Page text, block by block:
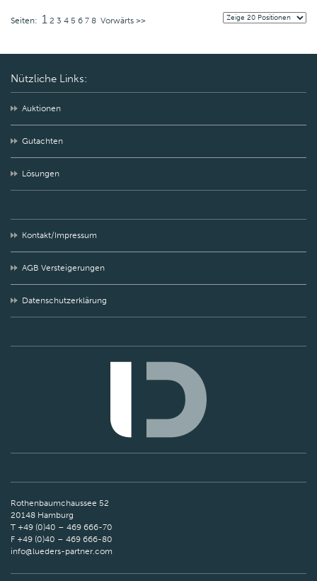
Seiten: 1 2 3 4 5 6 7 8 Vorwärts >>
Nützliche Links:
Auktionen
Gutachten
Lösungen
Kontakt/Impressum
AGB Versteigerungen
Datenschutzerklärung
Rothenbaumchaussee 52
20148 Hamburg
T +49 (0)40 – 469 666-70
F +49 (0)40 – 469 666-80
info@lueders-partner.com